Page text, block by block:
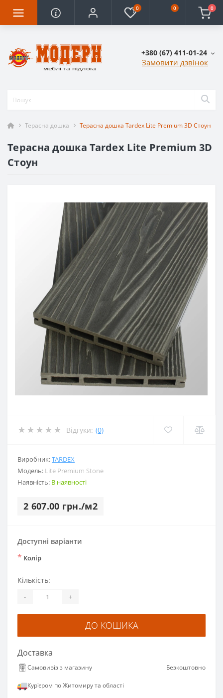
0 0 0
+380 (67) 411-01-24
Замовити дзвінок
Терасна дошка Терасна дошка Tardex Lite Premium 3D Стоун
Терасна дошка Tardex Lite Premium 3D
Стоун
Відгуки: (0)
Виробник:TARDEX
Модель: Lite Premium Stone
Наявність: В наявності
2 607.00 грн./м2
Доступні варіанти
* Колір
Кількість:
- +
ДО КОШИКА
Доставка
Самовивіз з магазину Безкоштовно
Кур'єром по Житомиру та області